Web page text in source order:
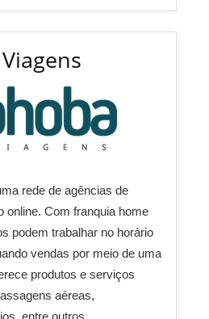
rede de agências de
online. Com franquia home
podem trabalhar no horário
vendas por meio de uma
produtos e serviços
aéreas,
entre outros.